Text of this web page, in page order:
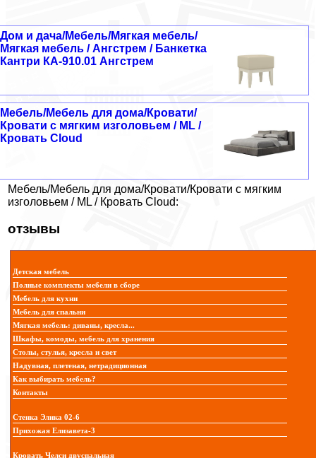
Дом и дача/Мебель/Мягкая мебель/
Мягкая мебель / Ангстрем / Банкетка
Кантри КА-910.01 Ангстрем
Мебель/Мебель для дома/Кровати/
Кровати с мягким изголовьем / ML /
Кровать Cloud
Мебель/Мебель для дома/Кровати/Кровати с мягким
изголовьем / ML / Кровать Cloud:
отзывы
Детская мебель
Полные комплекты мебели в сборе
Мебель для кухни
Мебель для спальни
Мягкая мебель: диваны, кресла...
Шкафы, комоды, мебель для хранения
Столы, стулья, кресла и свет
Надувная, плетеная, нетрадиционная
Как выбирать мебель?
Контакты
Стенка Элика 02-6
Прихожая Елизавета-3
Кровать Челси двуспальная